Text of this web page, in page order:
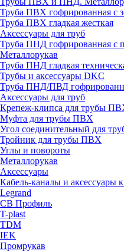
Труба ПВХ гофрированная с
Труба ПВХ гладкая жесткая
Аксессуары для труб
Труба ПНД гофрированная с
Металлорукав
Труба ПНД гладкая
Трубы и аксессуары DKC
Труба ПНД/ПВД
Аксессуары для труб
Крепеж-клипса для трубы
Муфта для трубы ПВХ
Угол соединительный для
Тройник для трубы ПВХ
Углы и повороты
Металлорукав
Аксессуары
Кабель-каналы и аксессуары
Legrand
СВ Профиль
T-plast
TDM
IEK
Промрукав